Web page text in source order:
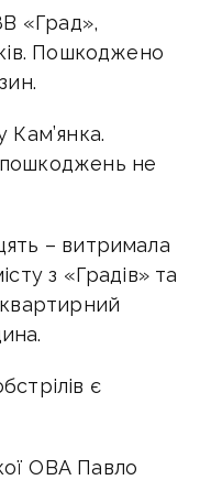
«Град»,
Пошкоджено
Кам’янка.
не
– витримала
з «Градів» та
є
ОВА Павло